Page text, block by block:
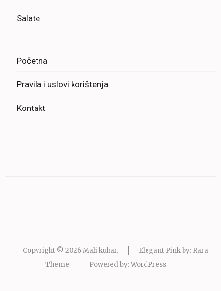
Salate
Početna
Pravila i uslovi korištenja
Kontakt
Copyright © 2026Mali kuhar.
Elegant Pink by: Rara
Theme
Powered by:WordPress